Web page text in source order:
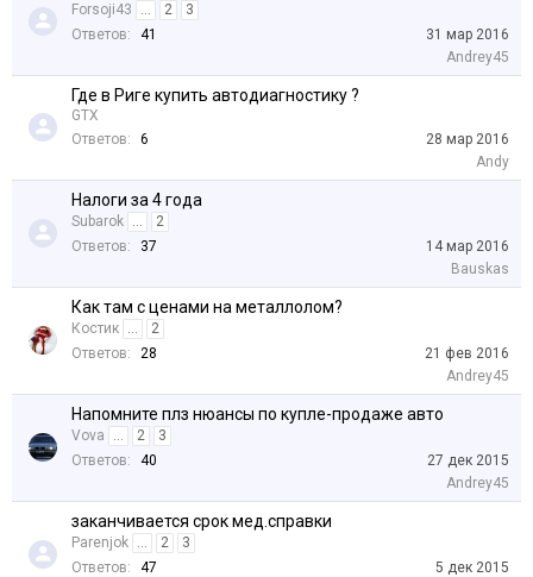
Forsoji43 ... 2
3
Ответов:
41
31 мар 2016
Andrey45
Где в Риге купить автодиагностику ?
GTX
Ответов:
6
28 мар 2016
Andy
Налоги за 4 года
Subarok ...
2
Ответов:
37
14 мар 2016
Bauskas
Как там с ценами на металлолом?
Костик ...
2
Ответов:
28
21 фев 2016
Andrey45
Напомните плз нюансы по купле-продаже авто
Vova ... 2
3
Ответов:
40
27 дек 2015
Andrey45
заканчивается срок мед.справки
Parenjok ... 2
3
Ответов:
47
5 дек 2015